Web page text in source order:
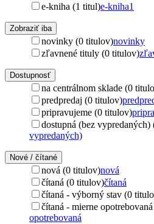
e-kniha (1 titul)e-kniha1
Zobraziť iba
novinky (0 titulov)novinky
zľavnené tituly (0 titulov)
Dostupnosť
na centrálnom sklade (0
predpredaj (0 titulov)
pripravujeme (0 titulov)
dostupná (bez
vypredaných)
Nové / čítané
nová (0 titulov)nová
čítaná (0 titulov)čítaná
čítaná - výborný stav (0
čítaná - mierne
opotrebovaná